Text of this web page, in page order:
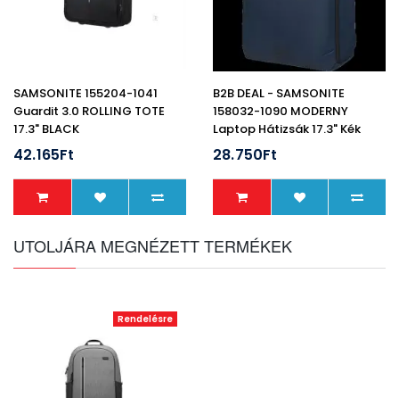
SAMSONITE 155204-1041
Guardit 3.0 ROLLING TOTE
17.3" BLACK
42.165Ft
B2B DEAL - SAMSONITE
158032-1090 MODERNY
Laptop Hátizsák 17.3" Kék
28.750Ft
UTOLJÁRA MEGNÉZETT TERMÉKEK
Rendelésre